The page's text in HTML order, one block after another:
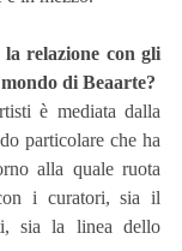
relazione con gli
di Beaarte?
è mediata dalla
particolare che ha
alla quale ruota
i curatori, sia il
sia la linea dello